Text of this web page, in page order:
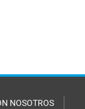
NOSOTROS